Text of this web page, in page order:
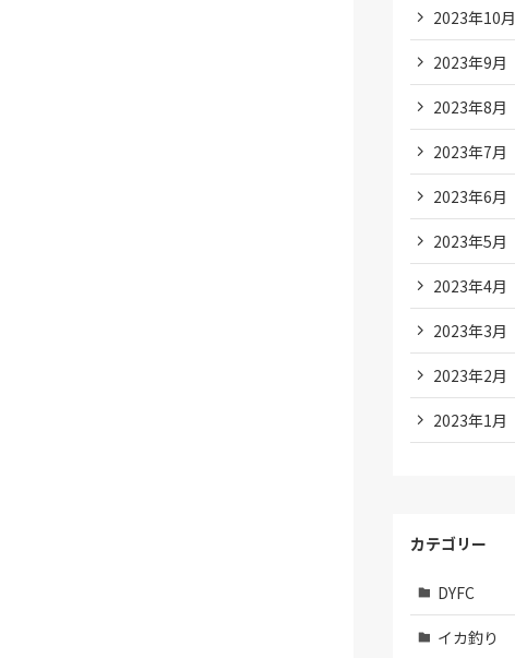
2023年10月
2023年9月
2023年8月
2023年7月
2023年6月
2023年5月
2023年4月
2023年3月
2023年2月
2023年1月
カテゴリー
DYFC
イカ釣り